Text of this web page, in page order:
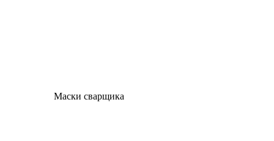
Маски сварщика